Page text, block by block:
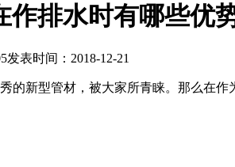
作排水时有哪些优
发表时间：2018-12-21
的新型管材，被大家所青睐。那么在作